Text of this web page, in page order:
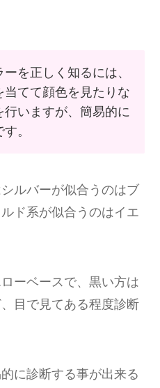
を正しく知るには、
当てて顔色を見たりな
行いますが、簡易的に
。
ルバーが似合うのはブ
ド系が似合うのはイエ
ーベースで、黒い方は
目で見てある程度診断
に診断する事が出来る